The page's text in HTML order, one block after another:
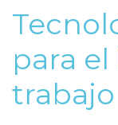
para
trabajo